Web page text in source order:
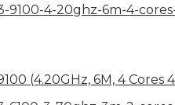
(4.20GHz, 6M, 4 Cores